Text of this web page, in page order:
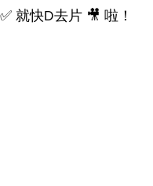
就快D去片 🎥 啦！